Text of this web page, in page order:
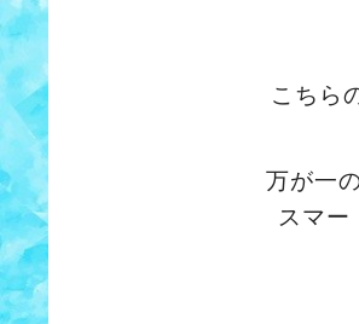
こちら
万が一
スマー